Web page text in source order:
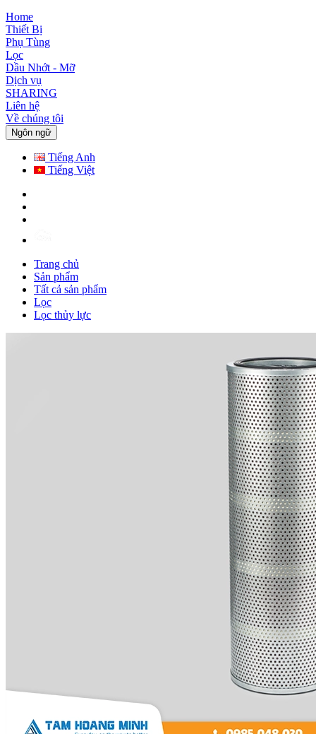
Home
Thiết Bị
Phụ Tùng
Lọc
Dầu Nhớt - Mỡ
Dịch vụ
SHARING
Liên hệ
Về chúng tôi
Ngôn ngữ
Tiếng Anh
Tiếng Việt
Trang chủ
Sản phẩm
Tất cả sản phẩm
Lọc
Lọc thủy lực